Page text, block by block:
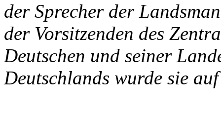
der Sprecher der
der Vorsitzenden des
Deutschen und seiner
Deutschlands wurde sie